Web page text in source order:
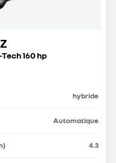
160 hp
hybride
Automatique
4.3